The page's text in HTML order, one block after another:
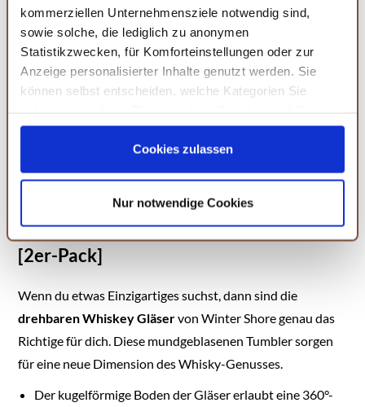
kommerziellen Unternehmensziele notwendig sind,
sowie solche, die lediglich zu anonymen
Statistikzwecken, für Komforteinstellungen oder zur
Anzeige personalisierter Inhalte genutzt werden. Sie
können selbst entscheiden, welche Kategorien Sie
Ihrer Einstellungen womöglich nicht mehr alle
Serviceleistungen auf der Seite zur Verfügung stehen.
Sie können Ihre Einwilligung selbstverständlich jederzeit
und diese abändern. Die Rechtmäßigkeit der aufgrund
der Einwilligung bis zum Widerruf erfolgten Verarbeitung
wird hiervon nicht berührt. Weitere Informationen finden
Sie in unseren
Cookies zulassen
Nur notwendige Cookies
Amazon
Nachtmann Whisky
Gläser 340 ml, 4 Stück,
Sculpture, 101968,
Kristallglas, Tumbler
spülmaschinenfest
Winter Shore Drehbare Whiskey Gläser
[2er-Pack]
Wenn du etwas Einzigartiges suchst, dann sind die
drehbaren Whiskey Gläservon Winter Shore genau das
Richtige für dich. Diese mundgeblasenen Tumbler sorgen
für eine neue Dimension des Whisky-Genusses.
Der kugelförmige Boden der Gläser erlaubt eine 360°-